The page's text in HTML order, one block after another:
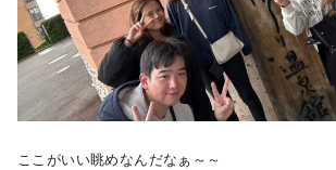
ここがいい眺めなんだなぁ～～